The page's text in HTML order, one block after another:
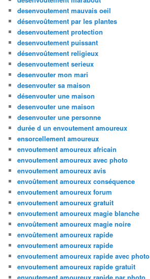
desenvoutement mauvais oeil
désenvoûtement par les plantes
desenvoutement protection
desenvoutement puissant
désenvoûtement religieux
desenvoutement serieux
desenvouter mon mari
desenvouter sa maison
désenvouter une maison
desenvouter une maison
desenvouter une personne
durée d un envoutement amoureux
ensorcellement amoureux
envoutement amoureux africain
envoutement amoureux avec photo
envoutement amoureux avis
envoûtement amoureux conséquence
envoutement amoureux forum
envoutement amoureux gratuit
envoutement amoureux magie blanche
envoûtement amoureux magie noire
envoûtement amoureux rapide
envoutement amoureux rapide
envoutement amoureux rapide avec photo
envoutement amoureux rapide gratuit